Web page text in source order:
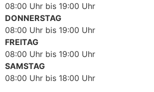
08:00 Uhr bis 19:00 Uhr
DONNERSTAG
08:00 Uhr bis 19:00 Uhr
FREITAG
08:00 Uhr bis 19:00 Uhr
SAMSTAG
08:00 Uhr bis 18:00 Uhr